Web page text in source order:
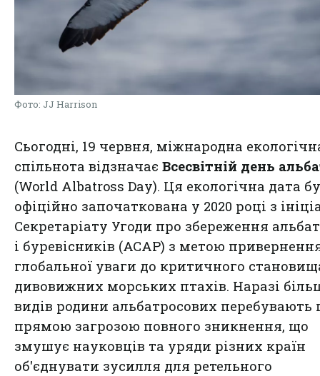
Фото: JJ Harrison
Сьогодні, 19 червня, міжнародна
спільнота відзначає Всесвітній день
(World Albatross Day). Ця екологічна дата
офіційно започаткована у 2020 році з
Секретаріату Угоди про збереження
і буревісників (ACAP) з метою
глобальної уваги до критичного
дивовижних морських птахів. Наразі
видів родини альбатросових перебувають
прямою загрозою повного зникнення, що
змушує науковців та уряди різних країн
об'єднувати зусилля для ретельного